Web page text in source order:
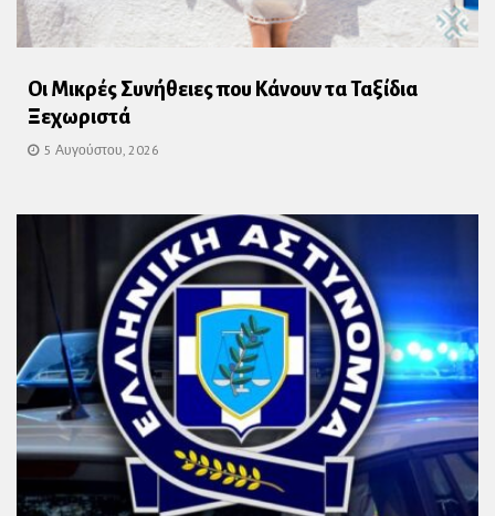
Οι Μικρές Συνήθειες που Κάνουν τα Ταξίδια
Ξεχωριστά
5 Αυγούστου, 2026